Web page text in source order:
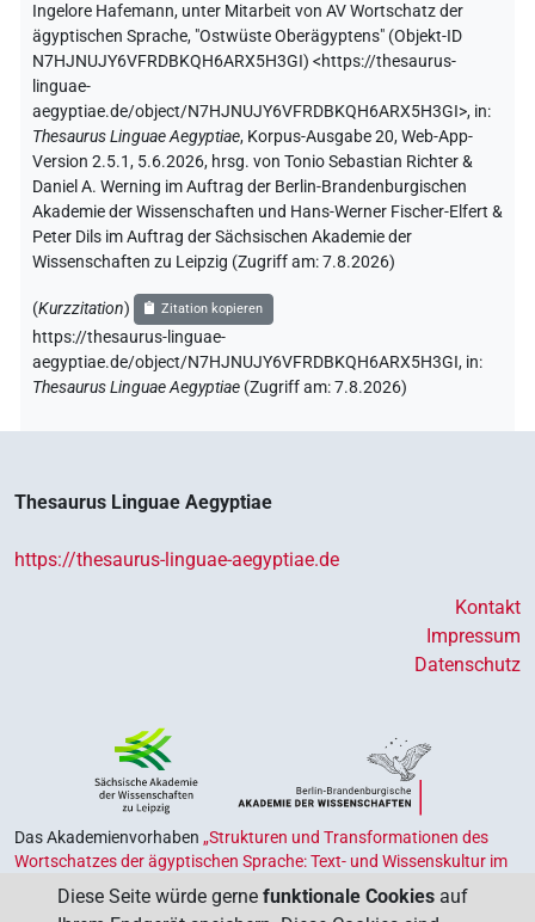
Ingelore Hafemann, unter Mitarbeit von AV Wortschatz der
ägyptischen Sprache, "Ostwüste Oberägyptens" (Objekt-ID
N7HJNUJY6VFRDBKQH6ARX5H3GI) <https://thesaurus-
linguae-
aegyptiae.de/object/N7HJNUJY6VFRDBKQH6ARX5H3GI>, in:
Thesaurus Linguae Aegyptiae, Korpus-Ausgabe 20, Web-App-
Version 2.5.1, 5.6.2026, hrsg. von Tonio Sebastian Richter &
Daniel A. Werning im Auftrag der Berlin-Brandenburgischen
Akademie der Wissenschaften und Hans-Werner Fischer-Elfert &
Peter Dils im Auftrag der Sächsischen Akademie der
Wissenschaften zu Leipzig (Zugriff am:7.8.2026)
(Kurzzitation) Zitation kopieren
https://thesaurus-linguae-
aegyptiae.de/object/N7HJNUJY6VFRDBKQH6ARX5H3GI, in:
Thesaurus Linguae Aegyptiae (Zugriff am:7.8.2026)
Thesaurus Linguae Aegyptiae
https://thesaurus-linguae-aegyptiae.de
Kontakt
Impressum
Datenschutz
Das Akademienvorhaben „Strukturen und Transformationen des
Wortschatzes der ägyptischen Sprache: Text- und Wissenskultur im
Alten Ägypten‟
ist Teil des von Bund und Ländern geförderten
Akademienprogramms , das der Erhaltung, Sicherung und
Diese Seite würde gerne funktionale Cookies auf